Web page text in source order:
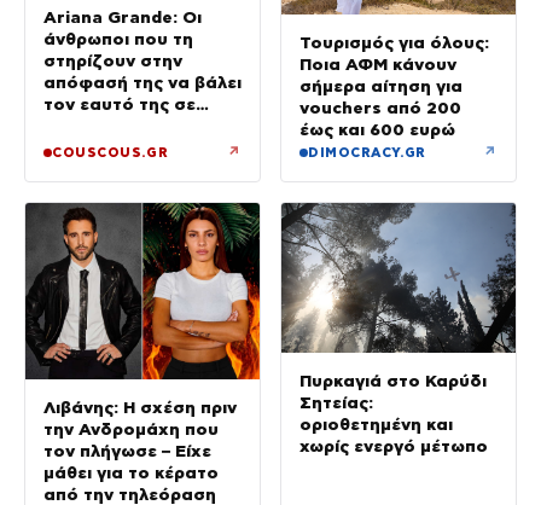
Ariana Grande: Οι
άνθρωποι που τη
στηρίζουν στην
απόφασή της να βάλει
τον εαυτό της σε
COUSCOUS.GR ↗
Τουρισμός για όλους:
Ποια ΑΦΜ κάνουν
σήμερα αίτηση για
vouchers από 200
έως και 600 ευρώ
DIMOCRACY.GR ↗
Λιβάνης: Η σχέση πριν
την Ανδρομάχη που
τον πλήγωσε – Είχε
μάθει για το κέρατο
από την τηλεόραση
Πυρκαγιά στο Καρύδι
Σητείας:
οριοθετημένη και
χωρίς ενεργό μέτωπο